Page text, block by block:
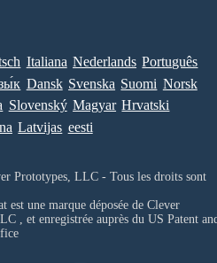
Italiana Nederlands Português
Dansk Svenska Suomi Norsk
Slovenský Magyar Hrvatski
Latvijas eesti
Prototypes, LLC - Tous les droits sont
est une marque déposée de Clever
, et enregistrée auprès du US Patent